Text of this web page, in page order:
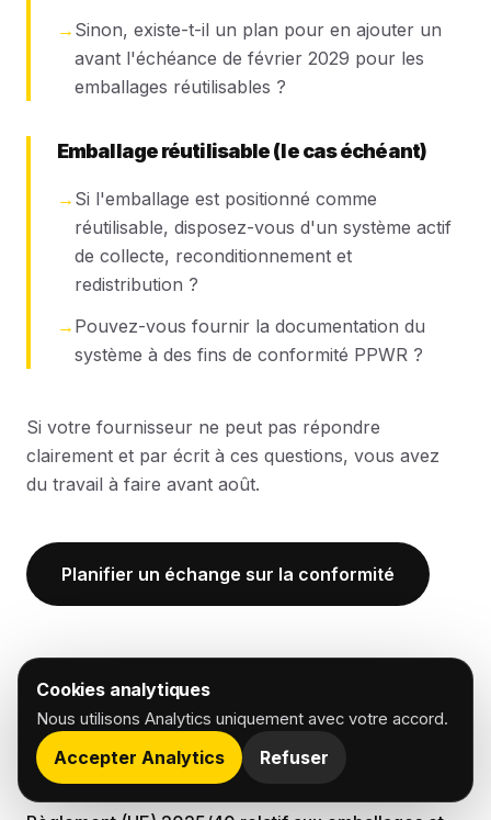
→ Sinon, existe-t-il un plan pour en ajouter un
avant l'échéance de février 2029 pour les
emballages réutilisables ?
Emballage réutilisable (le cas échéant)
→ Si l'emballage est positionné comme
réutilisable, disposez-vous d'un système actif
de collecte, reconditionnement et
redistribution ?
→ Pouvez-vous fournir la documentation du
système à des fins de conformité PPWR ?
Si votre fournisseur ne peut pas répondre
clairement et par écrit à ces questions, vous avez
du travail à faire avant août.
Planifier un échange sur la conformité
Références
Règlement sur les emballages et les déchets
d'emballages (PPWR)
Cookies analytiques
Nous utilisons Analytics uniquement avec votre accord.
Accepter Analytics Refuser